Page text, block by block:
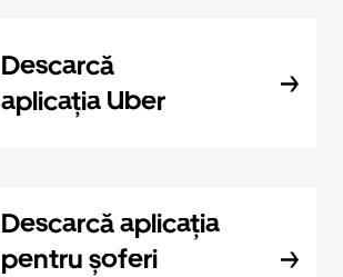
Descarcă
aplicația Uber
Descarcă aplicația
pentru șoferi